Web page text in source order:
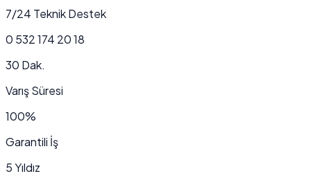
7/24 Teknik Destek
0 532 174 20 18
30 Dak.
Varış Süresi
100%
Garantili İş
5 Yıldız